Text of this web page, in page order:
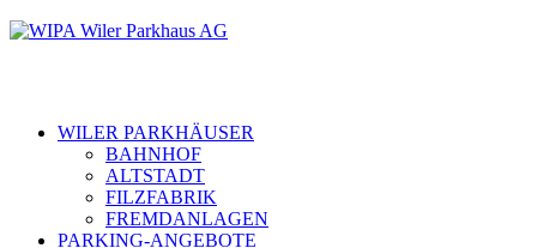
WILER PARKHÄUSER
BAHNHOF
ALTSTADT
FILZFABRIK
FREMDANLAGEN
PARKING-ANGEBOTE